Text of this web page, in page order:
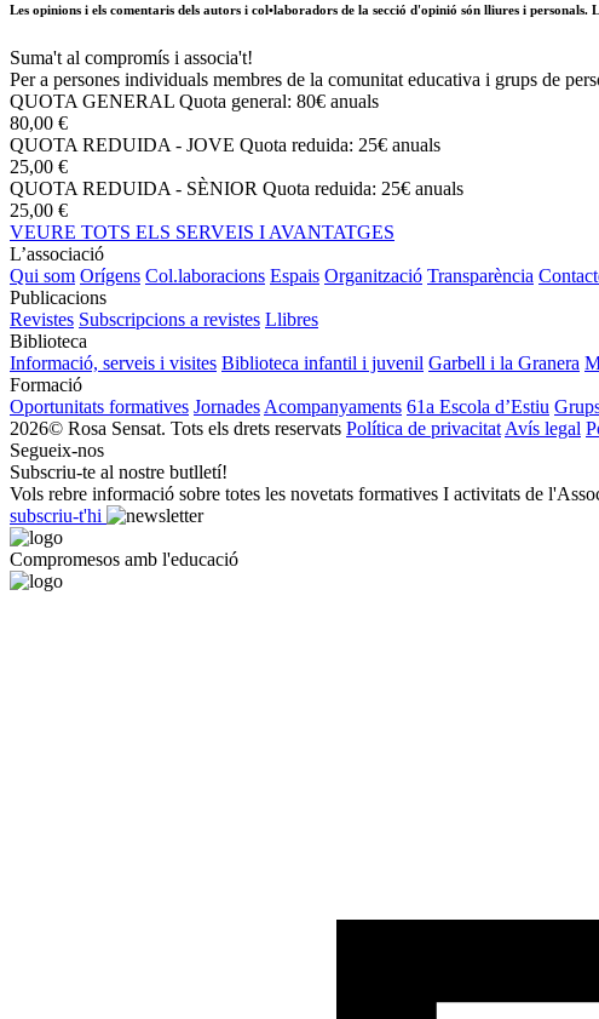
Les opinions i els comentaris dels autors i col•laboradors de la secció d'opinió són lliures i
Suma't al compromís i associa't!
Per a persones individuals membres de la comunitat educativa i grups de
QUOTA GENERAL Quota general: 80€ anuals
80,00 €
QUOTA REDUIDA - JOVE Quota reduida: 25€ anuals
25,00 €
QUOTA REDUIDA - SÈNIOR Quota reduida: 25€ anuals
25,00 €
VEURE TOTS ELS SERVEIS I AVANTATGES
L’associació
Qui som Orígens Col.laboracions Espais Organització Transparència
Publicacions
Revistes Subscripcions a revistes Llibres
Biblioteca
Informació, serveis i visites Biblioteca infantil i juvenil Garbell i la Granera
Formació
Oportunitats formatives Jornades Acompanyaments 61a Escola d’Estiu
2026© Rosa Sensat. Tots els drets reservats Política de privacitat Avís legal
Segueix-nos
Subscriu-te al nostre butlletí!
Vols rebre informació sobre totes les novetats formatives I activitats de
subscriu-t'hi
Compromesos amb l'educació